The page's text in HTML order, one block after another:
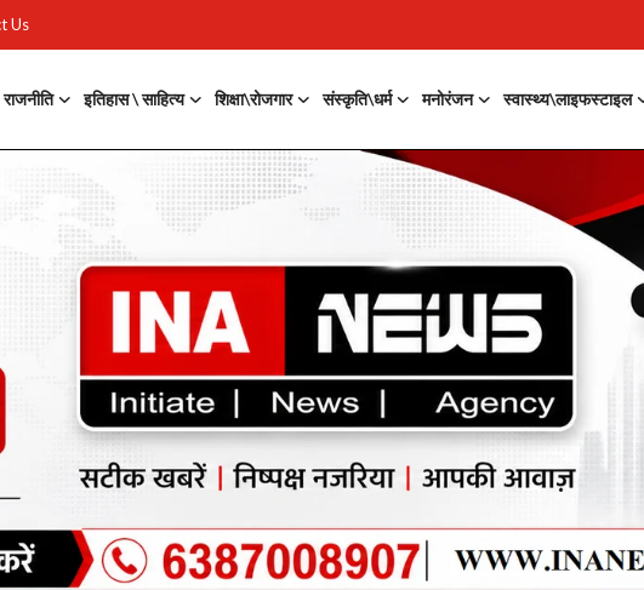
Us
राजनीति इतिहास \ साहित्य शिक्षा\रोजगार संस्कृति\धर्म मनोरंजन स्वास्थ्य\लाइफस्टाइल